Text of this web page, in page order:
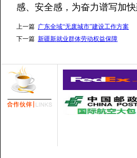
感、安全感，为奋力谱写加
上一篇 广东全域“无废城市”建设工作方案
下一篇 新疆新就业群体劳动权益保障